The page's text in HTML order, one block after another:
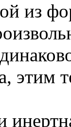
из
этим